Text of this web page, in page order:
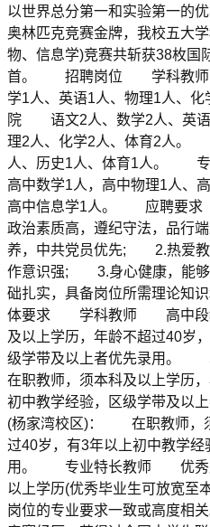
以世界总分第一和实验第一的
奥林匹克竞赛金牌，我校五大
物、信息学)竞赛共斩获38枚国
首。 招聘岗位 学科教
学1人、英语1人、物理1人、
院 语文2人、数学2人、英语
理2人、化学2人、体育2人
人、历史1人、体育1人
高中数学1人，高中物理1人、
高中信息学1人。 应聘要
政治素质高，遵纪守法，品行
养，中共党员优先; 2.热爱教
作意识强; 3.身心健康，能
础扎实，具备岗位所需理论
体要求 学科教师 高中段
及以上学历，年龄不超过40岁
级学带及以上者优先录用
在职教师，须本科及以上学历
初中教学经验，区级学带及
(杨家湾校区)： 在职教师，
过40岁，有3年以上初中教学
用。 专业特长教师 优秀
以上学历(优秀毕业生可放宽
岗位的专业要求一致或高度